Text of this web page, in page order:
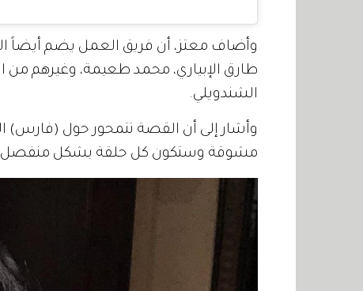
وأضاف معتز، أن فريق العمل يضم أيضاً
طارق الإبياري، محمد طعيمة، وغيرهم من
الشندويلي.
وأشار إلى أن القصة تتمحور حول (فارس)
مشوقة وستكون كل حلقة بشكل منفصل